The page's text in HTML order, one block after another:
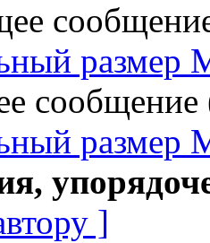
размер
сообщение
размер
]